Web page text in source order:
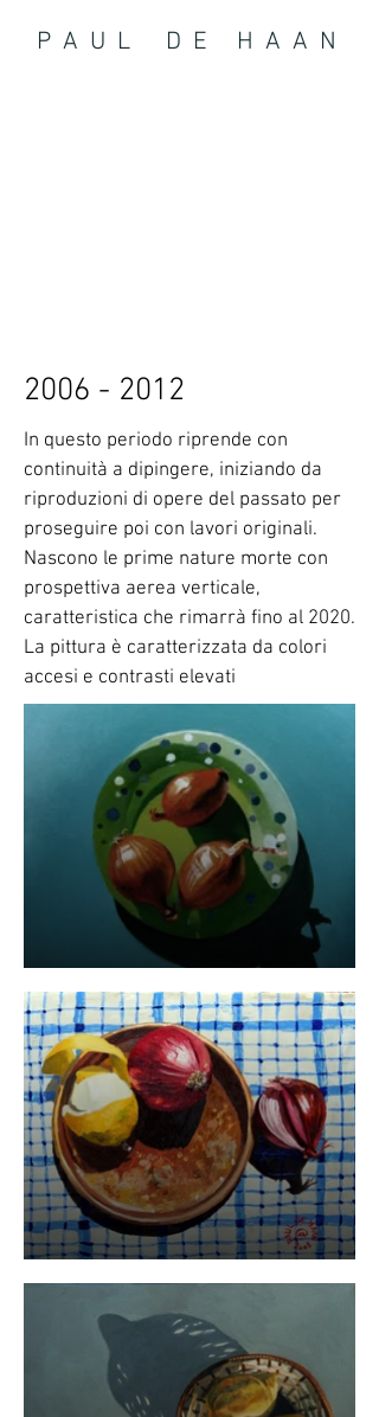
P A U L D E H A A N
2006 - 2012
In questo periodo riprende con
continuità a dipingere, iniziando da
riproduzioni di opere del passato per
proseguire poi con lavori originali.
Nascono le prime nature morte con
prospettiva aerea verticale,
caratteristica che rimarrà fino al 2020.
La pittura è caratterizzata da colori
accesi e contrasti elevati